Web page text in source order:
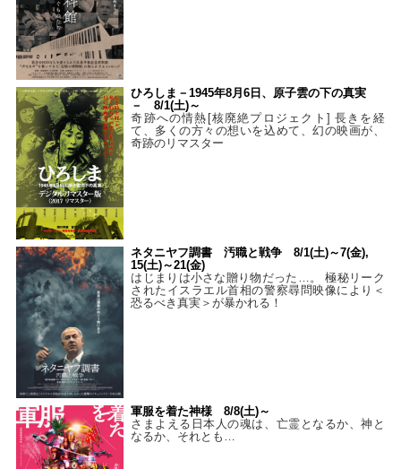
ひろしま－1945年8月6日、原子雲の下の真実
－ 8/1(土)～
奇跡への情熱[核廃絶プロジェクト] 長きを経
て、多くの方々の想いを込めて、幻の映画が、
奇跡のリマスター
ネタニヤフ調書 汚職と戦争 8/1(土)～7(金),
15(土)～21(金)
はじまりは小さな贈り物だった…。 極秘リーク
されたイスラエル首相の警察尋問映像により＜
恐るべき真実＞が暴かれる！
軍服を着た神様 8/8(土)～
さまよえる日本人の魂は、亡霊となるか、神と
なるか、それとも…